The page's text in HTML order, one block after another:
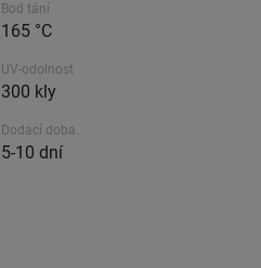
Bod tání
165 °C
UV-odolnost
300 kly
Dodací doba.
5-10 dní